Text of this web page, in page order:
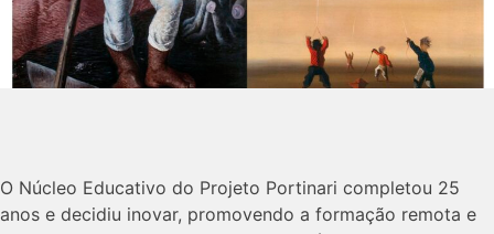
O Núcleo Educativo do Projeto Portinari completou 25
anos e decidiu inovar, promovendo a formação remota e